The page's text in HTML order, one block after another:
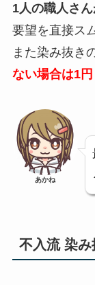
1人の職人さ
要望を直接ス
また染み抜き
ない場合は1
あかね
不入流 染み